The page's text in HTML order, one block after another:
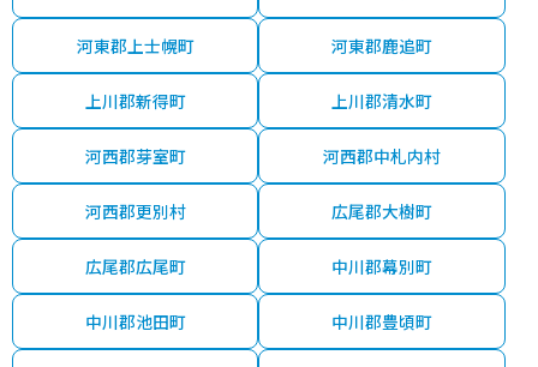
河東郡上士幌町 河東郡鹿追町
上川郡新得町 上川郡清水町
河西郡芽室町 河西郡中札内村
河西郡更別村 広尾郡大樹町
広尾郡広尾町 中川郡幕別町
中川郡池田町 中川郡豊頃町